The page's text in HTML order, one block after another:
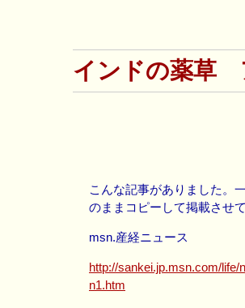
インドの薬草
こんな記事がありました。
のままコピーして掲載させ
msn.産経ニュース
http://sankei.jp.msn.com/life/
n1.htm